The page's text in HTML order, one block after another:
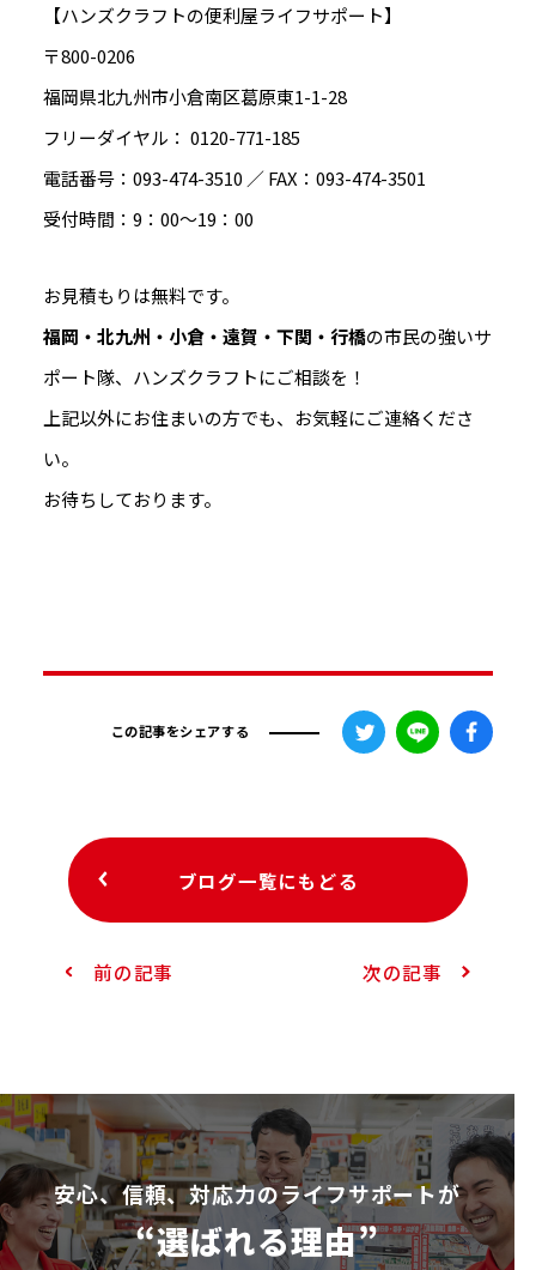
【ハンズクラフトの便利屋ライフサポート】
〒800-0206
福岡県北九州市小倉南区葛原東1-1-28
フリーダイヤル： 0120-771-185
電話番号：093-474-3510 ／ FAX：093-474-3501
受付時間：9：00～19：00
お見積もりは無料です。
福岡・北九州・小倉・遠賀・下関・行橋の市民の強いサ
ポート隊、ハンズクラフトにご相談を！
上記以外にお住まいの方でも、お気軽にご連絡くださ
い。
お待ちしております。
この記事をシェアする
前の記事
ブログ一覧にもどる
次の記事
安⼼、信頼、対応⼒のライフサポートが
“選ばれる理由”